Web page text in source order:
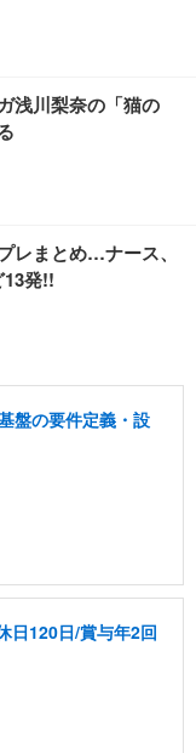
浅川梨奈の「猫の
レまとめ…ナース、
発!!
盤の要件定義・設
日120日/賞与年2回